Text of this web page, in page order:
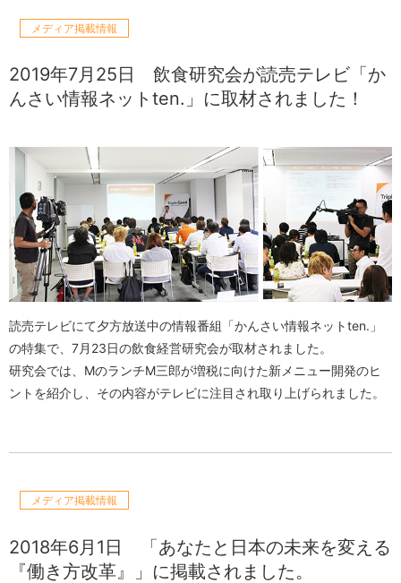
メディア掲載情報
2019年7月25日 飲食研究会が読売テレビ「か
んさい情報ネットten.」に取材されました！
読売テレビにて夕方放送中の情報番組「かんさい情報ネットten.」
の特集で、7月23日の飲食経営研究会が取材されました。
研究会では、MのランチM三郎が増税に向けた新メニュー開発のヒ
ントを紹介し、その内容がテレビに注目され取り上げられました。
メディア掲載情報
2018年6月1日
「あなたと日本の未来を変える
『働き方改革』」に掲載されました。